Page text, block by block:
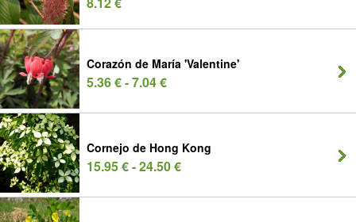
Corazón de María 'Valentine'
5.36 € - 7.04 €
Cornejo de Hong Kong
15.95 € - 24.50 €